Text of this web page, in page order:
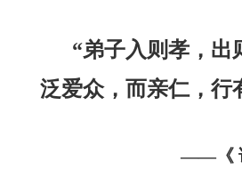
“弟子入则孝，出
泛爱众，而亲仁，行
——《